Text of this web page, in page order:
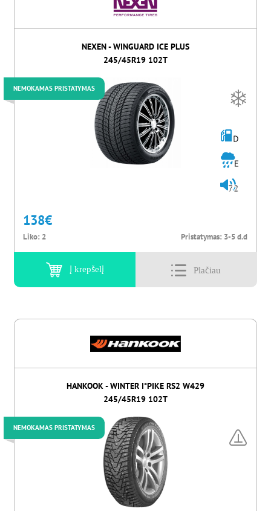
NEXEN - WINGUARD ICE PLUS
245/45R19 102T
NEMOKAMAS PRISTATYMAS
D
E
72
138€
Liko: 2 Pristatymas: 3-5 d.d
Į krepšelį
HANKOOK - WINTER I*PIKE RS2 W429
245/45R19 102T
NEMOKAMAS PRISTATYMAS